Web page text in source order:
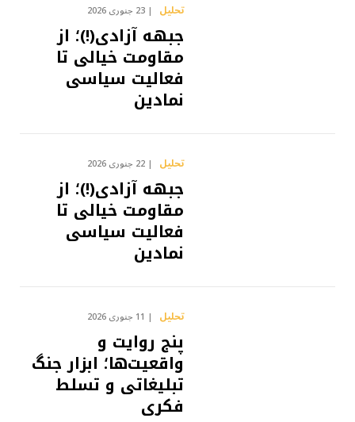
تحلیل 23 جنوری 2026
جبهه آزادی(!)؛ از
مقاومت خیالی تا
فعالیت سیاسی
نمادین
تحلیل 22 جنوری 2026
جبهه آزادی(!)؛ از
مقاومت خیالی تا
فعالیت سیاسی
نمادین
تحلیل 11 جنوری 2026
پنج روایت و
واقعیت‌ها؛ ابزار جنگ
تبلیغاتی و تسلط
فکری